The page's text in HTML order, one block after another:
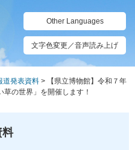
Other Languages
文字色変更／音声読み上げ
発表資料 >
【県立博物館】令和７年
の世界」を開催します！